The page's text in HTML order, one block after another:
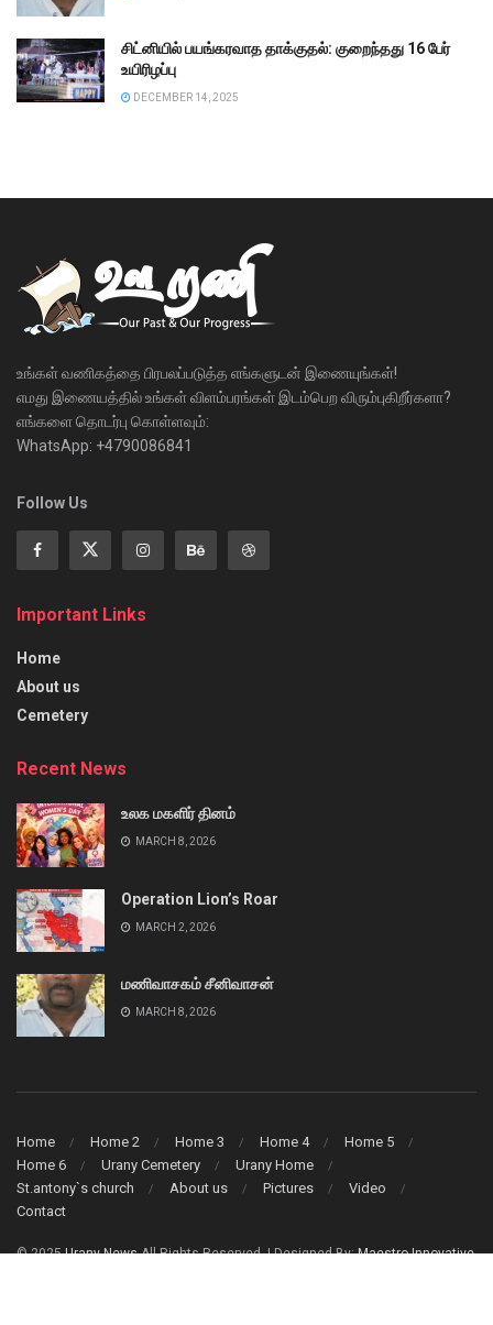
சிட்னியில் பயங்கரவாத தாக்குதல்: குறைந்தது 16 பேர்
உயிரிழப்பு
DECEMBER 14, 2025
உங்கள் வணிகத்தை பிரபலப்படுத்த எங்களுடன் இணையுங்கள்!
எமது இணையத்தில் உங்கள் விளம்பரங்கள் இடம்பெற விரும்புகிறீர்களா?
எங்களை தொடர்பு கொள்ளவும்:
WhatsApp: +4790086841
Follow Us
Important Links
Home
About us
Cemetery
Recent News
உலக மகளிர் தினம்
MARCH 8, 2026
Operation Lion’s Roar
MARCH 2, 2026
மணிவாசகம் சீனிவாசன்
MARCH 8, 2026
Home Home 2 Home 3 Home 4
Home 5
Home 6
Urany Cemetery
Urany Home
St.antony`s church
About us Pictures
Video
Contact
© 2025Urany NewsAll Rights Reserved. | Designed By:Maestro Innovative